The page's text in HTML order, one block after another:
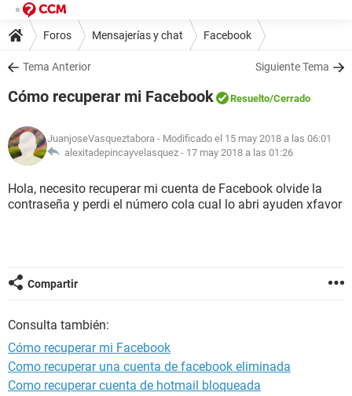
Foros Mensajerías y chat Facebook
Tema Anterior Siguiente Tema
Cómo recuperar mi Facebook Resuelto/Cerrado
JuanjoseVasqueztabora - Modificado el 15 may 2018 a las 06:01
alexitadepincayvelasquez - 17 may 2018 a las 01:26
Hola, necesito recuperar mi cuenta de Facebook olvide la
contraseña y perdi el número cola cual lo abri ayuden xfavor
Compartir
Consulta también:
Cómo recuperar mi Facebook
Como recuperar una cuenta de facebook eliminada
Como recuperar cuenta de hotmail bloqueada